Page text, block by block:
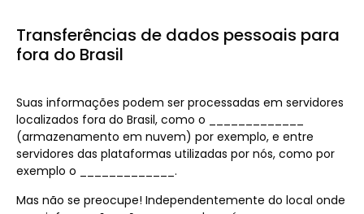
Transferências de dados pessoais para
fora do Brasil
Suas informações podem ser processadas em servidores
localizados fora do Brasil, como o _____________
(armazenamento em nuvem) por exemplo, e entre
servidores das plataformas utilizadas por nós, como por
exemplo o _____________.
Mas não se preocupe! Independentemente do local onde